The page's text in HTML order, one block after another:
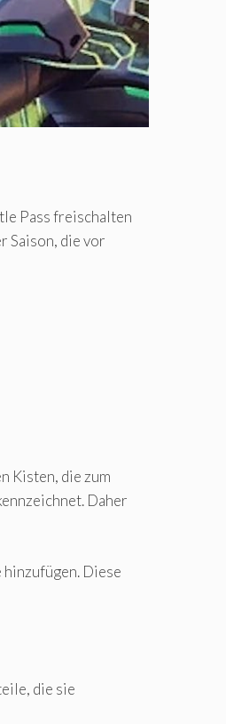
Pass freischalten
Saison, die vor
Kisten, die zum
Daher
Diese
die sie